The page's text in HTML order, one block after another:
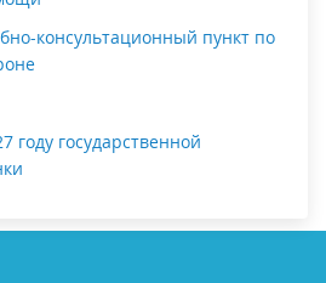
консультационный пункт по
году государственной